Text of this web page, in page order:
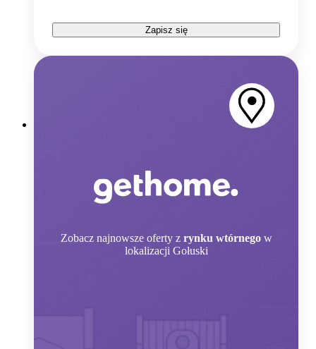
Zapisz się
Zobacz najnowsze oferty z rynku wtórnego w
lokalizacji Gołuski